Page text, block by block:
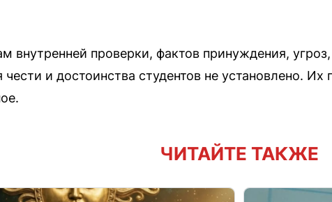
внутренней проверки, фактов принуждения,
и достоинства студентов не установлено. Их
ЧИТАЙТЕ ТАКЖЕ